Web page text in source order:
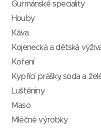
Gurmánské speciality
Houby
Káva
Kojenecká a dětská
Koření
Kypřící prášky, soda a
Luštěniny
Maso
Mléčné výrobky